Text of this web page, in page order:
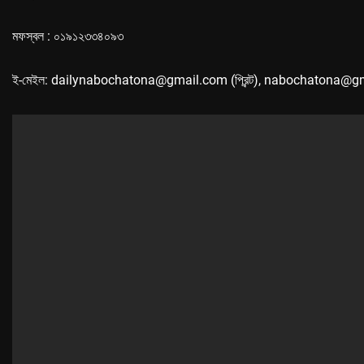
মফস্বল : ০১৯১২৩৩৪০৯৩
ই-মেইল: dailynabochatona@gmail.com (প্রিন্ট),